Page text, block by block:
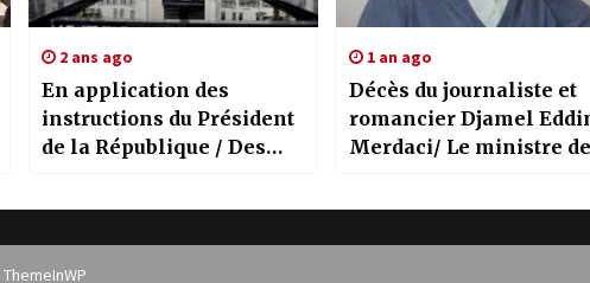
2 ans ago
En application des
instructions du Président
de la République / Des
MAE pour la prise en
1 an ago
Décès du journaliste et
romancier Djamel
Merdaci/ Le ministre de
présente ses
ThemeInWP